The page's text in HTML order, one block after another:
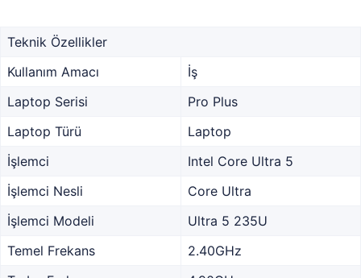
Teknik Özellikler
Kullanım Amacı
İş
Laptop Serisi
Pro Plus
Laptop Türü
Laptop
İşlemci
Intel Core Ultra 5
İşlemci Nesli
Core Ultra
İşlemci Modeli
Ultra 5 235U
Temel Frekans
2.40GHz